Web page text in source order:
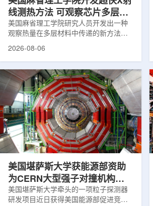
线测热方法 可观察芯片多层结
构热传递
美国麻省理工学院研究人员开发出一种
观察热量在多层材料中传递的新方法，
于《自然通讯》。随着计算机芯片尺寸
不断缩小、功率密度持续提高，器件过
热正成为限制性能提升的重要因素。传
统热流测量方法在面对真实电子器件的
多层结构时存在局限，例如常用的时域
热反射法难以区分不同材料层中的热传
输情况，红外成像等方法也难以在微小
尺度上捕捉快速变化。为解决这一问
题...
2026-08-06
美国堪萨斯大学获能源部资助
为CERN大型强子对撞机构建
新一代探测器
美国堪萨斯大学牵头的一项粒子探测器
研发项目近日获得美国能源部促进竞争